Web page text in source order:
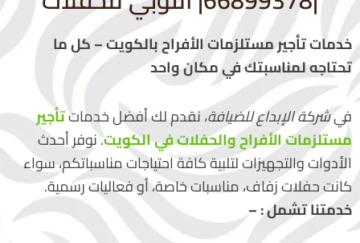
خدمات تأجير مستلزمات الأفراح بالكويت – كل ما
تحتاجه لمناسبتك في مكان واحد
فيشركة الإبداع للضيافة، نقدم لك أفضل خدماتتأجير
مستلزمات الأفراح والحفلات في الكويت. نوفر أحدث
الأدوات والتجهيزات لتلبية كافة احتياجات مناسباتكم، سواء
كانت حفلات زفاف، مناسبات خاصة، أو فعاليات رسمية.
خدمتنا تشمل : –